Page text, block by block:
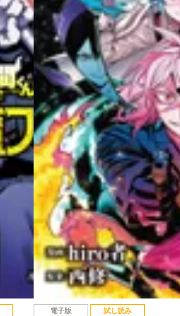
電子版 試し読み